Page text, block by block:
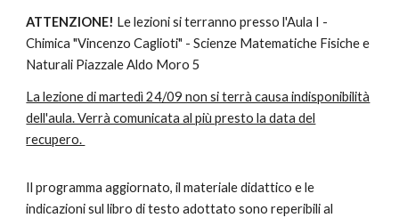
ATTENZIONE! Le lezioni si terranno presso l'Aula I -
Chimica "Vincenzo Caglioti" - Scienze Matematiche Fisiche e
Naturali Piazzale Aldo Moro 5
La lezione di martedì 24/09 non si terrà causa indisponibilità
dell'aula. Verrà comunicata al più presto la data del
recupero.
Il programma aggiornato, il materiale didattico e le
indicazioni sul libro di testo adottato sono reperibili al